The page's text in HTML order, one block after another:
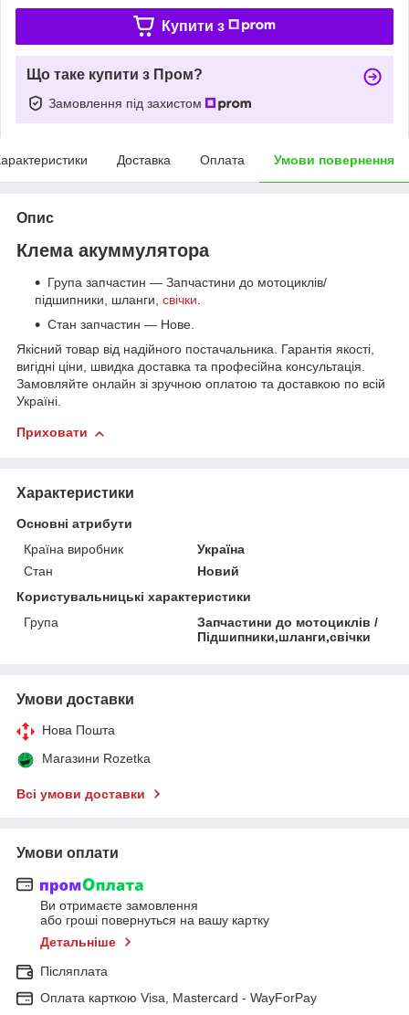
Купити з
Що таке купити з Пром?
Замовлення під захистом
Доставка Оплата Умови повернення
Опис
Клема акуммулятора
Група запчастин — Запчастини до мотоциклів/
підшипники, шланги, свічки.
Стан запчастин — Нове.
Якісний товар від надійного постачальника. Гарантія якості,
вигідні ціни, швидка доставка та професійна консультація.
Замовляйте онлайн зі зручною оплатою та доставкою по всій
Україні.
Приховати
Характеристики
Основні атрибути
Країна виробник
Україна
Стан
Новий
Користувальницькі характеристики
Група
Запчастини до мотоциклів /
Підшипники,шланги,свічки
Умови доставки
Нова Пошта
Магазини Rozetka
Всі умови доставки
Умови оплати
Ви отримаєте замовлення
або гроші повернуться на вашу картку
Детальніше
Післяплата
Оплата карткою Visa, Mastercard - WayForPay